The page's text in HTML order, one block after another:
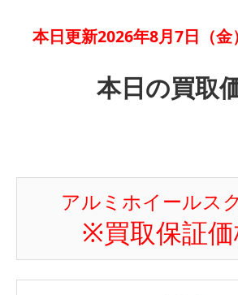
本日更新2026年8月7日（
本日の買取
アルミホイールス
※買取保証